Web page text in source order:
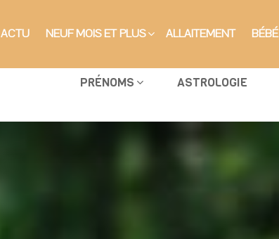
ACTU NEUF MOIS ET PLUS ALLAITEMENT BÉBÉ
PRÉNOMS ASTROLOGIE